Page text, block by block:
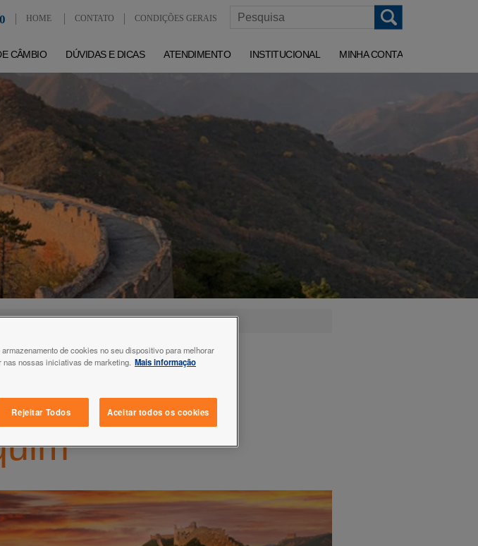
HOME CONTATO CONDIÇÕES GERAIS
CÂMBIO DÚVIDAS E DICAS ATENDIMENTO INSTITUCIONAL MINHA CONTA
de cookies no seu dispositivo para melhorar
nossas iniciativas de marketing. Mais informação
Rejeitar Todos Aceitar todos os cookies